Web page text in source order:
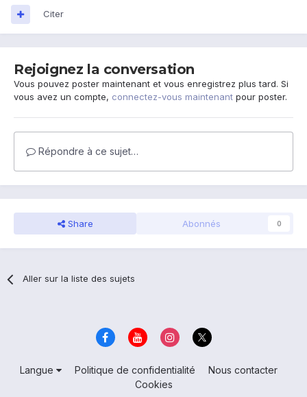
Citer
Rejoignez la conversation
Vous pouvez poster maintenant et vous enregistrez plus tard. Si
vous avez un compte, connectez-vous maintenant pour poster.
Répondre à ce sujet…
Share Abonnés 0
Aller sur la liste des sujets
Langue Politique de confidentialité
Nous contacter
Cookies